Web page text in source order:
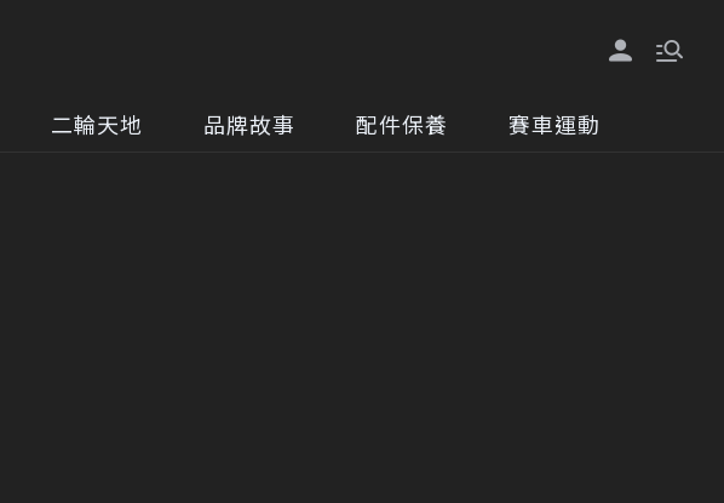
二輪天地 品牌故事 配件保養 賽車運動